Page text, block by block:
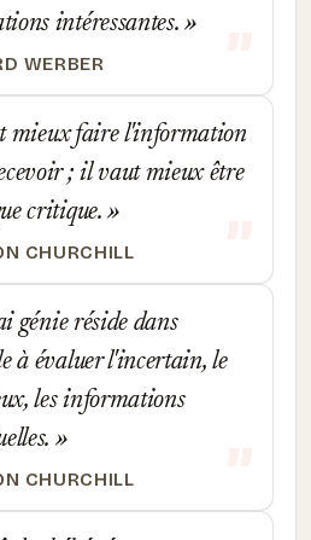
intéressantes.
WERBER
mieux faire l'information
; il vaut mieux être
critique.
CHURCHILL
génie réside dans
à évaluer l'incertain, le
les informations
CHURCHILL